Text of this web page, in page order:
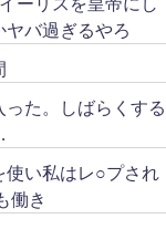
バ過ぎるやろ
た。しばらくする
い私はレ○プされ
働き